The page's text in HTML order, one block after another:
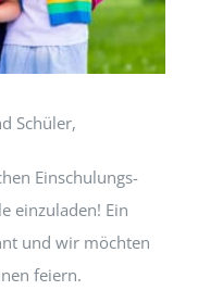
Schüler,
Ein­schu­lungs­
einzu­laden! Ein
und wir möcht­en
feiern.